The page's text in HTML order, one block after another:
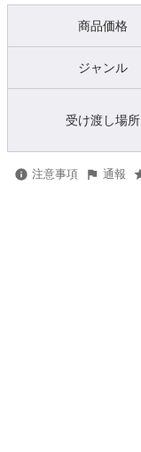
商品価格
ジャンル
受け渡し場所
注意事項 通報